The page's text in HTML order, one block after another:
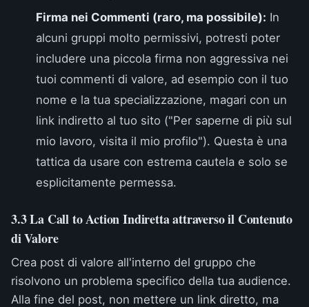
Firma nei Commenti (raro, ma possibile): In
alcuni gruppi molto permissivi, potresti poter
includere una piccola firma non aggressiva nei
tuoi commenti di valore, ad esempio con il tuo
nome e la tua specializzazione, magari con un
link indiretto al tuo sito ("Per saperne di più sul
mio lavoro, visita il mio profilo"). Questa è una
tattica da usare con estrema cautela e solo se
esplicitamente permessa.
3.3 La Call to Action Indiretta attraverso il Contenuto
di Valore
Crea post di valore all'interno del gruppo che
risolvono un problema specifico della tua audience.
Alla fine del post, non mettere un link diretto, ma